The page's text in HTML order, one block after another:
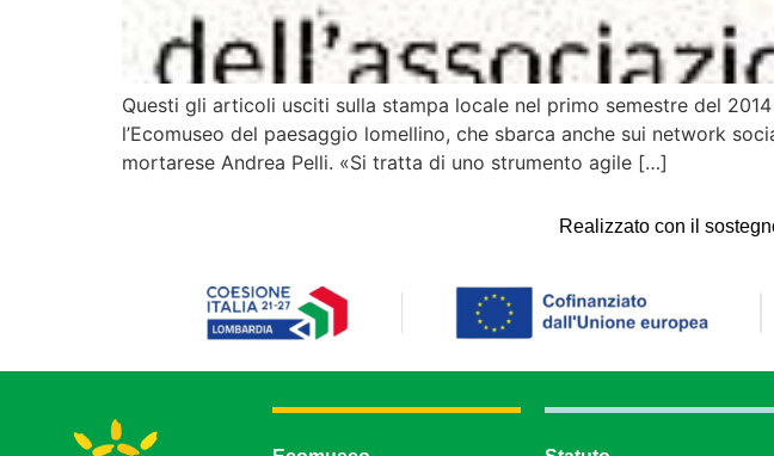
Questi gli articoli usciti sulla stampa locale nel primo semestre del
l’Ecomuseo del paesaggio lomellino, che sbarca anche sui network
mortarese Andrea Pelli. «Si tratta di uno strumento agile […]
Realizzato con il